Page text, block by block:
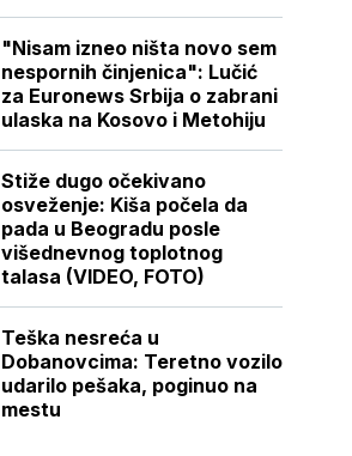
"Nisam izneo ništa novo sem
nespornih činjenica": Lučić
za Euronews Srbija o zabrani
ulaska na Kosovo i Metohiju
Stiže dugo očekivano
osveženje: Kiša počela da
pada u Beogradu posle
višednevnog toplotnog
talasa (VIDEO, FOTO)
Teška nesreća u
Dobanovcima: Teretno vozilo
udarilo pešaka, poginuo na
mestu